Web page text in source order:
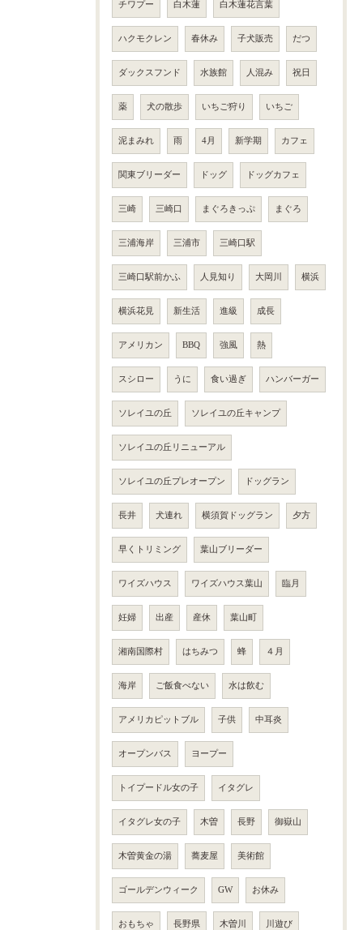
チワプー 白木蓮 白木蓮花言葉
ハクモクレン 春休み 子犬販売 だつ
ダックスフンド 水族館 人混み 祝日
薬 犬の散歩 いちご狩り いちご
泥まみれ 雨 4月 新学期 カフェ
関東ブリーダー ドッグ ドッグカフェ
三崎 三崎口 まぐろきっぷ まぐろ
三浦海岸 三浦市 三崎口駅
三崎口駅前かふ 人見知り 大岡川 横浜
横浜花見 新生活 進級 成長
アメリカン BBQ 強風 熱
スシロー うに 食い過ぎ ハンバーガー
ソレイユの丘 ソレイユの丘キャンプ
ソレイユの丘リニューアル
ソレイユの丘プレオープン ドッグラン
長井 犬連れ 横須賀ドッグラン 夕方
早くトリミング 葉山ブリーダー
ワイズハウス ワイズハウス葉山 臨月
妊婦 出産 産休 葉山町
湘南国際村 はちみつ 蜂 ４月
海岸 ご飯食べない 水は飲む
アメリカピットブル 子供 中耳炎
オープンバス ヨープー
トイプードル女の子 イタグレ
イタグレ女の子 木曽 長野 御嶽山
木曽黄金の湯 蕎麦屋 美術館
ゴールデンウィーク GW お休み
おもちゃ 長野県 木曽川 川遊び